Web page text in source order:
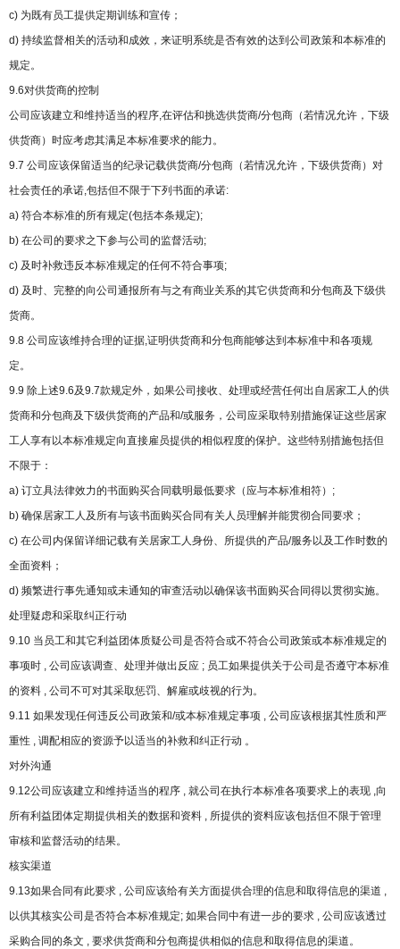
c) 为既有员工提供定期训练和宣传；
d) 持续监督相关的活动和成效，来证明系统是否有效的达到公司政策和本标准的
规定。
9.6对供货商的控制
公司应该建立和维持适当的程序,在评估和挑选供货商/分包商（若情况允许，下级
供货商）时应考虑其满足本标准要求的能力。
9.7 公司应该保留适当的纪录记载供货商/分包商（若情况允许，下级供货商）对
社会责任的承诺,包括但不限于下列书面的承诺:
a) 符合本标准的所有规定(包括本条规定);
b) 在公司的要求之下参与公司的监督活动;
c) 及时补救违反本标准规定的任何不符合事项;
d) 及时、完整的向公司通报所有与之有商业关系的其它供货商和分包商及下级供
货商。
9.8 公司应该维持合理的证据,证明供货商和分包商能够达到本标准中和各项规
定。
9.9 除上述9.6及9.7款规定外，如果公司接收、处理或经营任何出自居家工人的供
货商和分包商及下级供货商的产品和/或服务，公司应采取特别措施保证这些居家
工人享有以本标准规定向直接雇员提供的相似程度的保护。这些特别措施包括但
不限于：
a) 订立具法律效力的书面购买合同载明最低要求（应与本标准相符）;
b) 确保居家工人及所有与该书面购买合同有关人员理解并能贯彻合同要求；
c) 在公司内保留详细记载有关居家工人身份、所提供的产品/服务以及工作时数的
全面资料；
d) 频繁进行事先通知或未通知的审查活动以确保该书面购买合同得以贯彻实施。
处理疑虑和采取纠正行动
9.10 当员工和其它利益团体质疑公司是否符合或不符合公司政策或本标准规定的
事项时 , 公司应该调查、处理并做出反应 ; 员工如果提供关于公司是否遵守本标准
的资料 , 公司不可对其采取惩罚、解雇或歧视的行为。
9.11 如果发现任何违反公司政策和/或本标准规定事项 , 公司应该根据其性质和严
重性 , 调配相应的资源予以适当的补救和纠正行动 。
对外沟通
9.12公司应该建立和维持适当的程序 , 就公司在执行本标准各项要求上的表现 ,向
所有利益团体定期提供相关的数据和资料 , 所提供的资料应该包括但不限于管理
审核和监督活动的结果。
核实渠道
9.13如果合同有此要求 , 公司应该给有关方面提供合理的信息和取得信息的渠道 ,
以供其核实公司是否符合本标准规定; 如果合同中有进一步的要求 , 公司应该透过
采购合同的条文 , 要求供货商和分包商提供相似的信息和取得信息的渠道。